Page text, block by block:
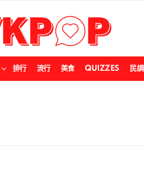
排行 流行 美食 QUIZZES 民調